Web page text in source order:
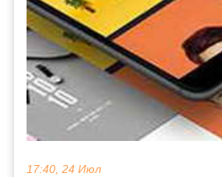
17:40, 24 Июл